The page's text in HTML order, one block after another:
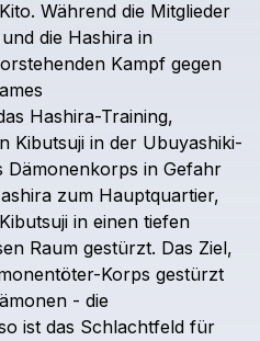
Kito. Während die Mitglieder
und die Hashira in
Kampf gegen
Hashira-Training,
Kibutsuji in der Ubuyashiki-
Dämonenkorps in Gefahr
zum Hauptquartier,
Kibutsuji in einen tiefen
Raum gestürzt. Das Ziel,
Korps gestürzt
- die
ist das Schlachtfeld für